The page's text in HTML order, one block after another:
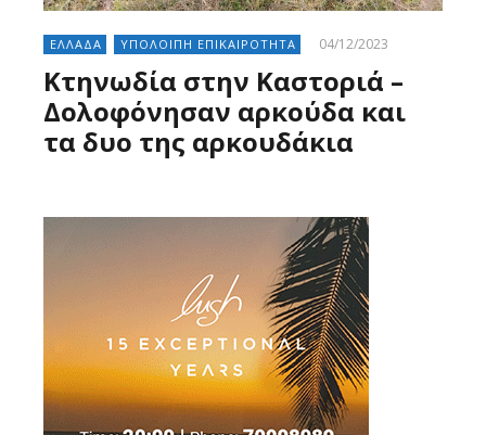
ΕΛΛΑΔΑ ΥΠΟΛΟΙΠΗ ΕΠΙΚΑΙΡΟΤΗΤΑ 04/12/2023
Κτηνωδία στην Καστοριά –
Δολοφόνησαν αρκούδα και
τα δυο της αρκουδάκια